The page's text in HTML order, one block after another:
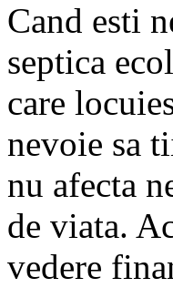
Cand esti
septica
care
nevoie sa
nu afecta
de viata.
vedere